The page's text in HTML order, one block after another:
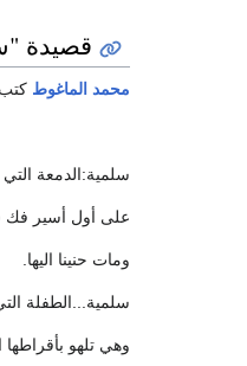
قصيدة
محمد الماغوط
سلمية:الدمعة التي
على أول أسير فك
ومات حنينا اليها.
سلمية...الطفلة
وهي تلهو بأقراطها